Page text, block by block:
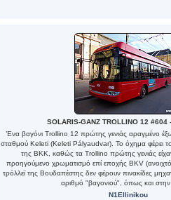
SOLARIS-GANZ TROLLINO 12 #604
Ένα βαγόνι Trollino 12 πρώτης γενιάς αραγμένο
σταθμού Keleti (Keleti Pályaudvar). Το όχημα φέρει
της ΒΚΚ, καθώς τα Trollino πρώτης γενιάς
προηγούμενο χρωματισμό επί εποχής BKV
τρόλλεϊ της Βουδαπέστης δεν φέρουν πινακίδες
αριθμό "βαγονιού", όπως και
N1Ellinikou